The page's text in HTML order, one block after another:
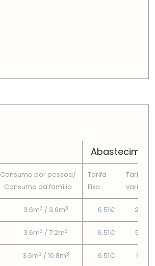
Consumo por pessoa/
Consumo da famí­lia
Tarifa
Fixa
Tarifa
variável
3.6m3 / 3.6m3 6.51€ 2.49€
3.6m3 / 7.2m3 6.51€ 5.83€
3.6m3 / 10.8m3 6.51€ 9.71€